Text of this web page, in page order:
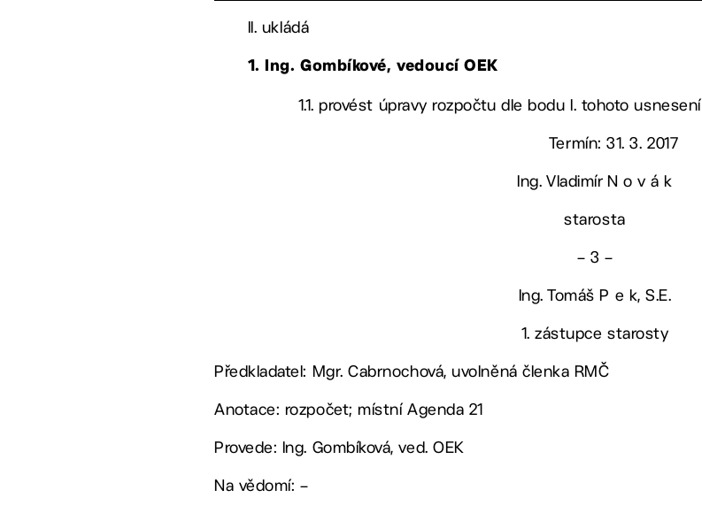
II. ukládá
1. Ing. Gombíkové, vedoucí OEK
1.1. provést úpravy rozpočtu dle bodu I. tohoto usnesení
Termín: 31. 3. 2017
Ing. Vladimír N o v á k
starosta
– 3 –
Ing. Tomáš P e k, S.E.
1. zástupce starosty
Předkladatel: Mgr. Cabrnochová, uvolněná členka RMČ
Anotace: rozpočet; místní Agenda 21
Provede: Ing. Gombíková, ved. OEK
Na vědomí: –